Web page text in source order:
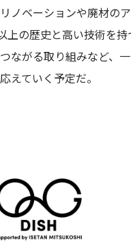
ノベーションや廃材の
上の歴史と高い技術を
ながる取り組みなど、
えていく予定だ。